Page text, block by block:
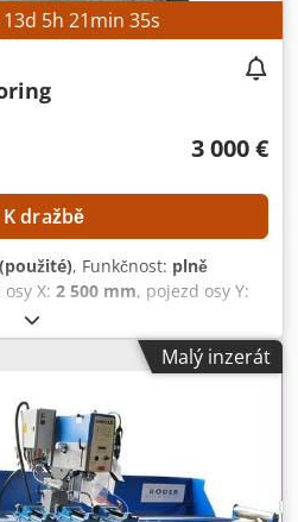
13d 5h 21min 33s
3 000 €
dražbě
, Funkčnost: plně
X: 2 500 mm, pojezd osy Y:
1 100 mm
SPECIFIKACE Rozsah pohybu v
v ose Y: 1 400 mm Rozsah
1 500 mm TECHNICKÉ ÚDAJE
Iea Řízení: Konvenční Počet
Malý inzerát